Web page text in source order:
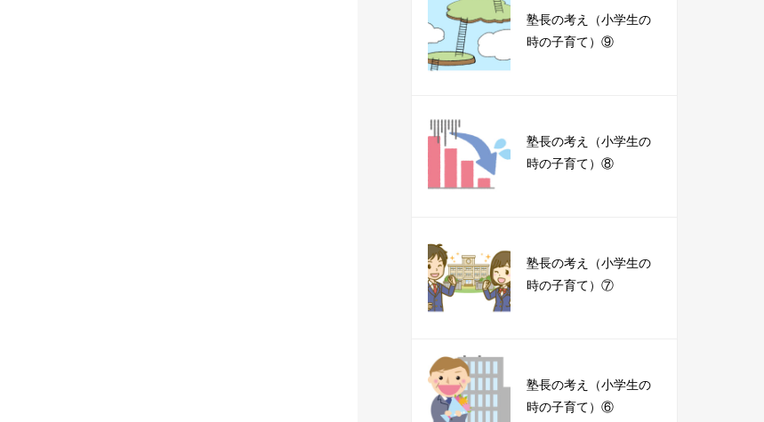
塾長の考え（小学生の
時の子育て）⑨
塾長の考え（小学生の
時の子育て）⑧
塾長の考え（小学生の
時の子育て）⑦
塾長の考え（小学生の
時の子育て）⑥